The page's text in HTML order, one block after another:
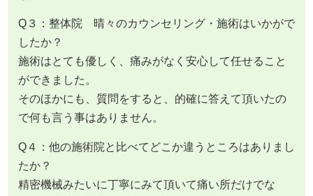
Q３：整体院 晴々のカウンセリング・施術はいかがで
したか？
施術はとても優しく、痛みがなく安心して任せること
ができました。
そのほかにも、質問をすると、的確に答えて頂いたの
で何も言う事はありません。
Q４：他の施術院と比べてどこか違うところはありまし
たか？
精密機械みたいに丁寧にみて頂いて痛い所だけでな